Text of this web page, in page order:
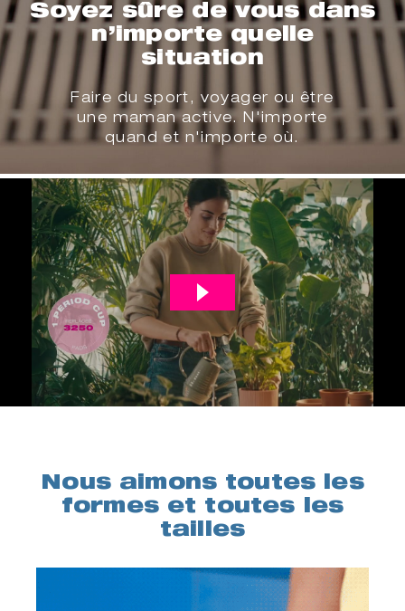
Soyez sûre de vous dans
n’importe quelle
situation
Faire du sport, voyager ou être
une maman active. N'importe
quand et n'importe où.
Nous aimons toutes les
formes et toutes les
tailles